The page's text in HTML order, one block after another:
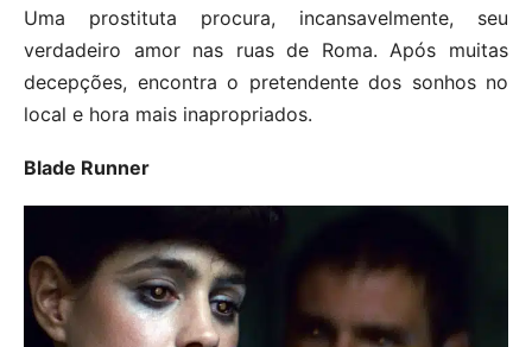
Uma prostituta procura, incansavelmente, seu
verdadeiro amor nas ruas de Roma. Após muitas
decepções, encontra o pretendente dos sonhos no
local e hora mais inapropriados.
Blade Runner